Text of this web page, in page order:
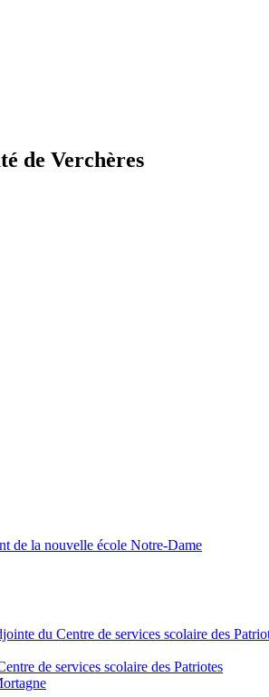
de Verchères
de la nouvelle école Notre-Dame
du Centre de services scolaire des
de services scolaire des Patriotes